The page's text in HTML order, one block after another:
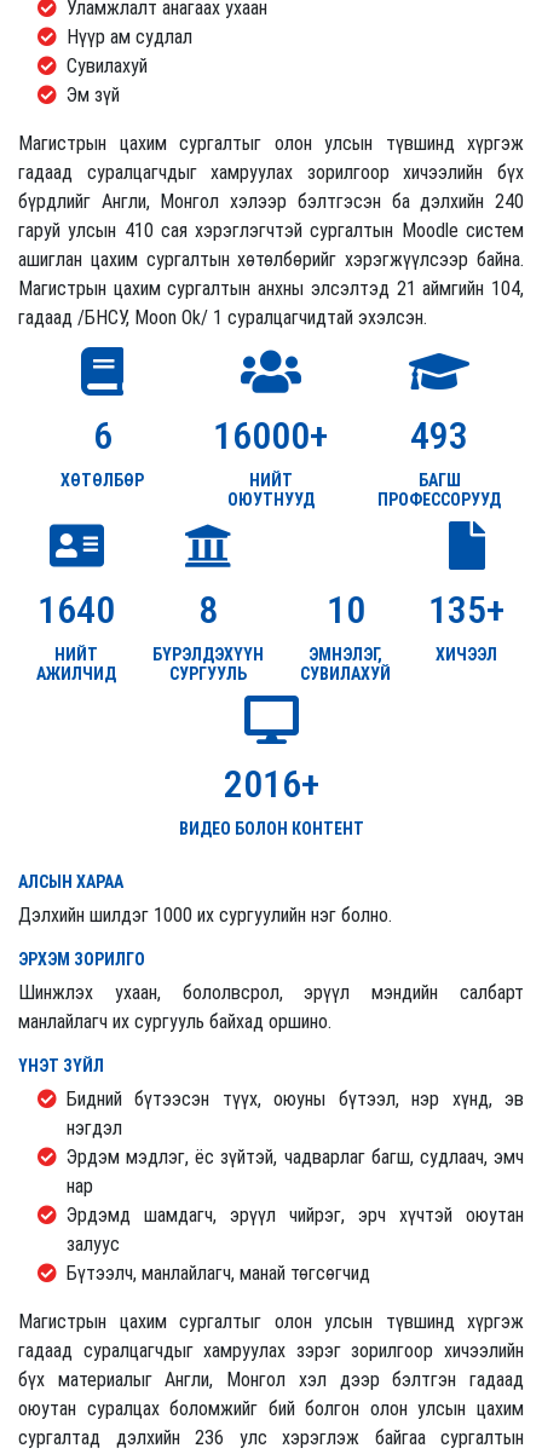
Уламжлалт анагаах ухаан
Нүүр ам судлал
Сувилахуй
Эм зүй
Магистрын цахим сургалтыг олон улсын түвшинд хүргэж
гадаад суралцагчдыг хамруулах зорилгоор хичээлийн бүх
бүрдлийг Англи, Монгол хэлээр бэлтгэсэн ба дэлхийн 240
гаруй улсын 410 сая хэрэглэгчтэй сургалтын Moodle систем
ашиглан цахим сургалтын хөтөлбөрийг хэрэгжүүлсээр байна.
Магистрын цахим сургалтын анхны элсэлтэд 21 аймгийн 104,
гадаад /БНСУ, Moon Ok/ 1 суралцагчидтай эхэлсэн.
6
ХӨТӨЛБӨР
16000+
НИЙТ
ОЮУТНУУД
493
БАГШ
ПРОФЕССОРУУД
1640
НИЙТ
АЖИЛЧИД
8
БҮРЭЛДЭХҮҮН
СУРГУУЛЬ
10
ЭМНЭЛЭГ,
СУВИЛАХУЙ
135+
ХИЧЭЭЛ
2016+
ВИДЕО БОЛОН КОНТЕНТ
АЛСЫН ХАРАА
Дэлхийн шилдэг 1000 их сургуулийн нэг болно.
ЭРХЭМ ЗОРИЛГО
Шинжлэх ухаан, бололвсрол, эрүүл мэндийн салбарт
манлайлагч их сургууль байхад оршино.
ҮНЭТ ЗҮЙЛ
Бидний бүтээсэн түүх, оюуны бүтээл, нэр хүнд, эв
нэгдэл
Эрдэм мэдлэг, ёс зүйтэй, чадварлаг багш, судлаач, эмч
нар
Эрдэмд шамдагч, эрүүл чийрэг, эрч хүчтэй оюутан
залуус
Бүтээлч, манлайлагч, манай төгсөгчид
Магистрын цахим сургалтыг олон улсын түвшинд хүргэж
гадаад суралцагчдыг хамруулах зэрэг зорилгоор хичээлийн
бүх материалыг Англи, Монгол хэл дээр бэлтгэн гадаад
оюутан суралцах боломжийг бий болгон олон улсын цахим
сургалтад дэлхийн 236 улс хэрэглэж байгаа сургалтын